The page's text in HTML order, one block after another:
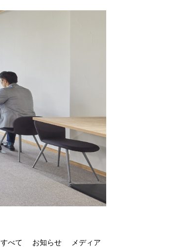
すべて お知らせ メディア